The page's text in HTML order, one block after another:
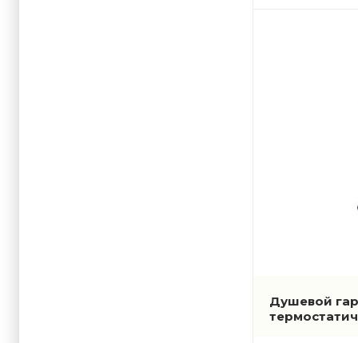
Душевой